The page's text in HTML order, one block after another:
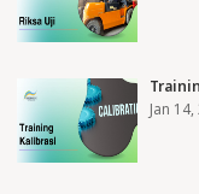
Jan